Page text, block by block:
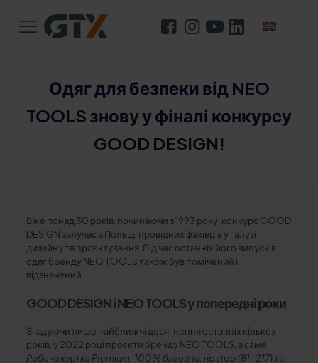
Одяг для безпеки від NEO
TOOLS знову у фіналі конкурсу
GOOD DESIGN!
Вже понад 30 років, починаючи з 1993 року, конкурс GOOD
DESIGN залучає в Польщі провідних фахівців у галузі
дизайну та проєктування. Під час останніх його випусків
одяг бренду NEO TOOLS також був помічений і
відзначений.
GOOD DESIGN і NEO TOOLS у попередні роки
Згадуючи лише найближчі досягнення останніх кількох
років, у 2022 році проєкти бренду NEO TOOLS, а саме
Робоча куртка Premium, 100% бавовна, ripstop (81-217) та